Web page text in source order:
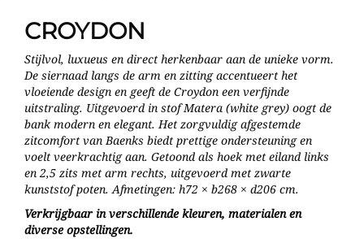
CROYDON
Stijlvol, luxueus en direct herkenbaar aan de unieke vorm.
De siernaad langs de arm en zitting accentueert het
vloeiende design en geeft de Croydon een verfijnde
uitstraling. Uitgevoerd in stof Matera (white grey) oogt de
bank modern en elegant. Het zorgvuldig afgestemde
zitcomfort van Baenks biedt prettige ondersteuning en
voelt veerkrachtig aan. Getoond als hoek met eiland links
en 2,5 zits met arm rechts, uitgevoerd met zwarte
kunststof poten. Afmetingen: h72 × b268 × d206 cm.
Verkrijgbaar in verschillende kleuren, materialen en
diverse opstellingen.